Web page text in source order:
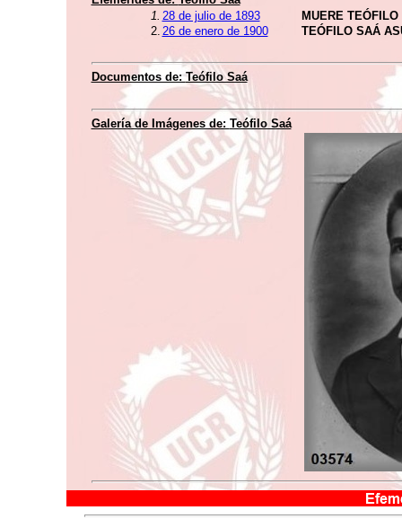
1. 28 de julio de 1893
MUERE TEÓFILO
2. 26 de enero de 1900 TEÓFILO SAÁ
Documentos de:Teófilo Saá
Galería de Imágenes de: Teófilo Saá